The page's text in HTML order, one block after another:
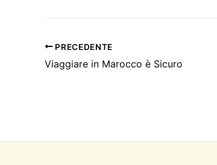
PRECEDENTE
Viaggiare in Marocco è Sicuro